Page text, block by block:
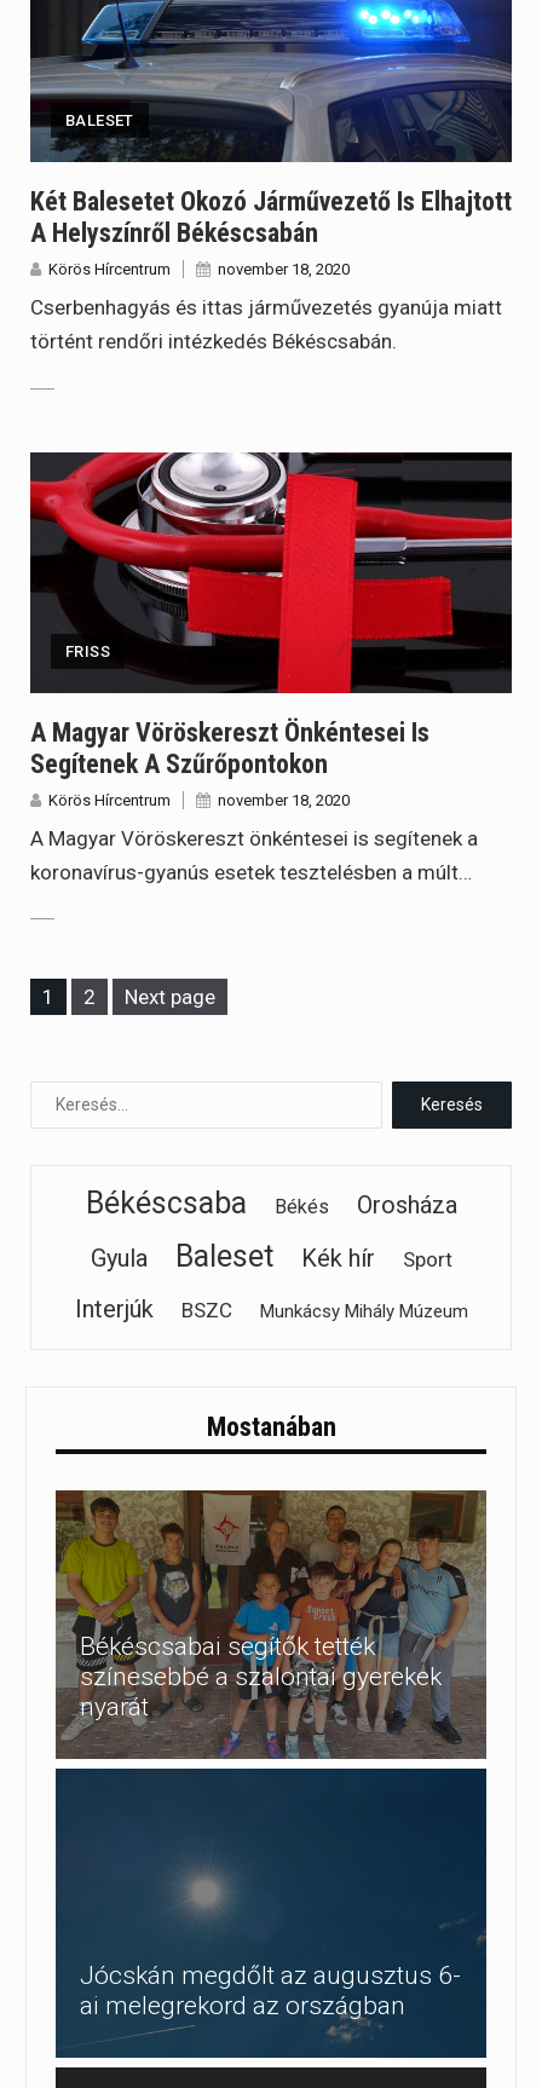
BALESET
Két Balesetet Okozó Járművezető Is Elhajtott
A Helyszínről Békéscsabán
Körös Hírcentrum november 18, 2020
Cserbenhagyás és ittas járművezetés gyanúja miatt
történt rendőri intézkedés Békéscsabán.
FRISS
A Magyar Vöröskereszt Önkéntesei Is
Segítenek A Szűrőpontokon
Körös Hírcentrum november 18, 2020
A Magyar Vöröskereszt önkéntesei is segítenek a
koronavírus-gyanús esetek tesztelésben a múlt…
Page
1 Page
2 Next page
Békéscsaba Békés
Orosháza
Gyula
Baleset Kék hír Sport
Interjúk BSZC Munkácsy Mihály Múzeum
Mostanában
Békéscsabai segítők tették
színesebbé a szalontai gyerekek
nyarát
Jócskán megdőlt az augusztus 6-
ai melegrekord az országban